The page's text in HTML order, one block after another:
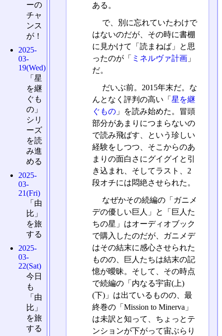
ある。
で、別に忘れていたわけで
はないのだが、その時に書棚
に見かけて「読まねば」と思
ったのが「 ミネルヴァ計画」
だ。
だいぶ前。2015年末だ。な
んとなく評判の高い「 星を継
ぐもの」を読み始めた。冒頭
部分があまりにつまらないの
で読み飛ばす、という珍しい
経験をしつつ、そこからのあ
まりの面白さにグイグイと引
き込まれ、そしてラスト、2
段オチには悶絶させられた。
なぜかその続編の「ガニメ
デの優しい巨人」と「巨人た
ちの星」はオーディオブック
で購入したのだが、ガニメデ
はその結末に感心させられた
ものの、巨人たちは結末の記
憶が曖昧。そして、その時点
で続編の「内なる宇宙(上)
(下)」は出ているものの、最
終巻の「Mission to Minerva」
は未訳と知って、ちょっとテ
ンションが下がって宙ぶらり
ーの
チャ
ンス
が！
2025-
03-
19(Wed)
「星
を継
ぐも
の」
シリ
ーズ
を読
み進
める
2025-
03-
21(Fri)
「由
比」
を旅
する
2025-
03-
22(Sat)
今日
も
「由
比」
を旅
する